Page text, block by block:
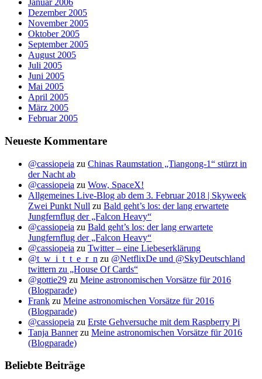
Januar 2006
Dezember 2005
November 2005
Oktober 2005
September 2005
August 2005
Juli 2005
Juni 2005
Mai 2005
April 2005
März 2005
Februar 2005
Neueste Kommentare
@cassiopeia zu Chinas Raumstation „Tiangong-1“ stürzt in
der Nacht ab
@cassiopeia zu Wow, SpaceX!
Allgemeines Live-Blog ab dem 3. Februar 2018 | Skyweek
Zwei Punkt Null zu Bald geht’s los: der lang erwartete
Jungfernflug der „Falcon Heavy“
@cassiopeia zu Bald geht’s los: der lang erwartete
Jungfernflug der „Falcon Heavy“
@cassiopeia zu Twitter – eine Liebeserklärung
@t_w_i_t_t_e_r_n zu @NetflixDe und @SkyDeutschland
twittern zu „House Of Cards“
@gottie29 zu Meine astronomischen Vorsätze für 2016
(Blogparade)
Frank zu Meine astronomischen Vorsätze für 2016
(Blogparade)
@cassiopeia zu Erste Gehversuche mit dem Raspberry Pi
Tanja Bannerzu Meine astronomischen Vorsätze für 2016
(Blogparade)
Beliebte Beiträge